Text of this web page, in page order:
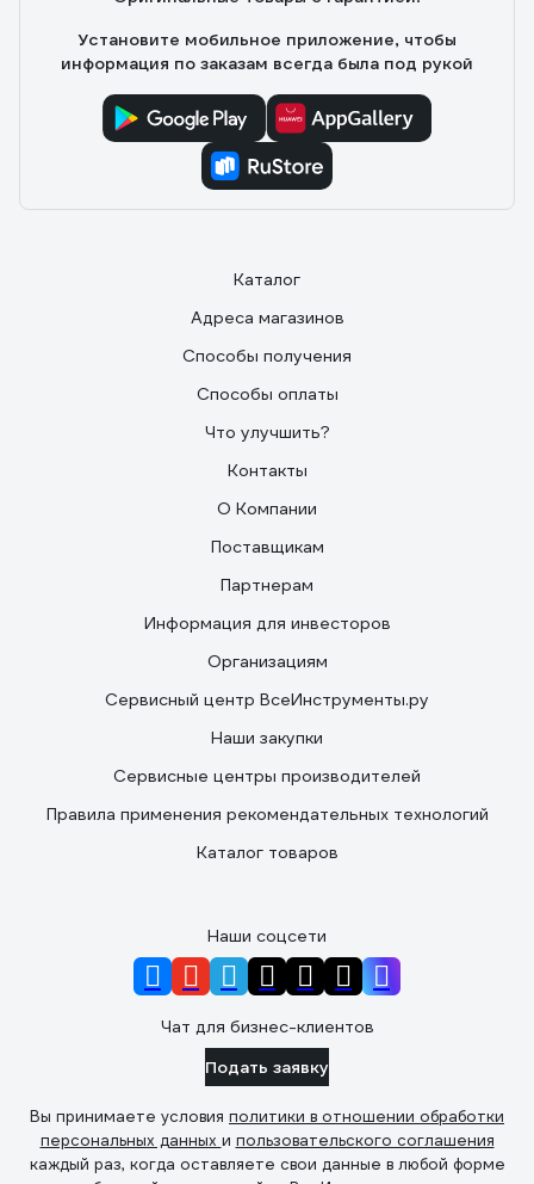
Установите мобильное приложение, чтобы
информация по заказам всегда была под рукой
Каталог
Адреса магазинов
Способы получения
Способы оплаты
Что улучшить?
Контакты
О Компании
Поставщикам
Партнерам
Информация для инвесторов
Организациям
Сервисный центр ВсеИнструменты.ру
Наши закупки
Сервисные центры производителей
Правила применения рекомендательных технологий
Каталог товаров
Наши соцсети
Чат для бизнес-клиентов
Подать заявку
Вы принимаете условия политики в отношении обработки
персональных данных и пользовательского соглашения
каждый раз, когда оставляете свои данные в любой форме